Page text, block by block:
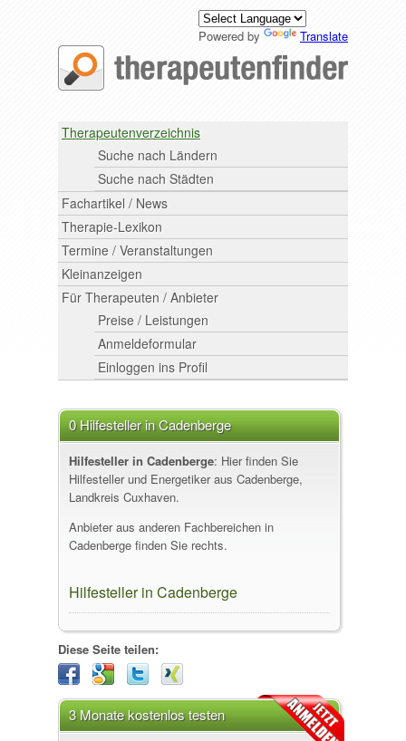
Powered by Translate
Therapeutenverzeichnis
Suche nach Ländern
Suche nach Städten
Fachartikel / News
Therapie-Lexikon
Termine / Veranstaltungen
Kleinanzeigen
Für Therapeuten / Anbieter
Preise / Leistungen
Anmeldeformular
Einloggen ins Profil
0 Hilfesteller in Cadenberge
Hilfesteller in Cadenberge: Hier finden Sie
Hilfesteller und Energetiker aus Cadenberge,
Landkreis Cuxhaven.
Anbieter aus anderen Fachbereichen in
Cadenberge finden Sie rechts.
Hilfesteller in Cadenberge
Diese Seite teilen:
3 Monate kostenlos testen